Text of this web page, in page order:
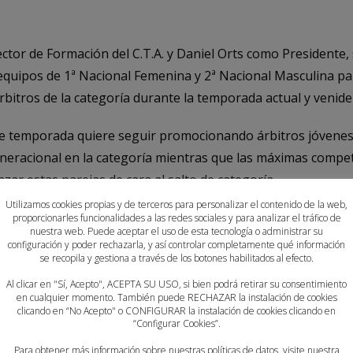
de Formación del C.T.A. y Daniel Orts como
de 1ª Nacional Femenina y 2ª Nacional Masculina
de la categoría durante la temporada actual y
temporada quiere seguir promocionando árbitros
en la categoría mientras que las máximas
estas parejas de cara al salto de categoría.
Daniel Orts, Presidente del C.T.A.
directrices de trabajo y arbitrales
Mirón explicó que las directrices para esta temporada
se verá un aumento de sanciones disciplinarias por
Utilizamos cookies propias y de terceros para personalizar el contenido de la web,
proporcionarles funcionalidades a las redes sociales y para analizar el tráfico de
nuestra web. Puede aceptar el uso de esta tecnología o administrar su
configuración y poder rechazarla, y así controlar completamente qué información
se recopila y gestiona a través de los botones habilitados al efecto.
Al clicar en "Sí, Acepto", ACEPTA SU USO, si bien podrá retirar su consentimiento
en cualquier momento. También puede RECHAZAR la instalación de cookies
clicando en “No Acepto" o CONFIGURAR la instalación de cookies clicando en
“Configurar Cookies”.
Para obtener más información sobre nuestras políticas de datos, visite nuestra